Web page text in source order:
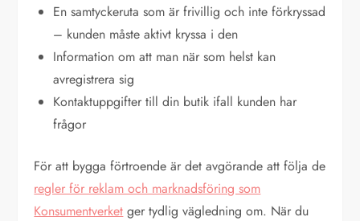
En samtyckeruta som är frivillig och inte förkryssad
– kunden måste aktivt kryssa i den
Information om att man när som helst kan
avregistrera sig
Kontaktuppgifter till din butik ifall kunden har
frågor
För att bygga förtroende är det avgörande att följa de
regler för reklam och marknadsföring som
Konsumentverket ger tydlig vägledning om. När du